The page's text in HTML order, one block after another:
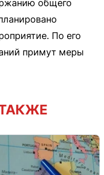
общего
По его
примут меры